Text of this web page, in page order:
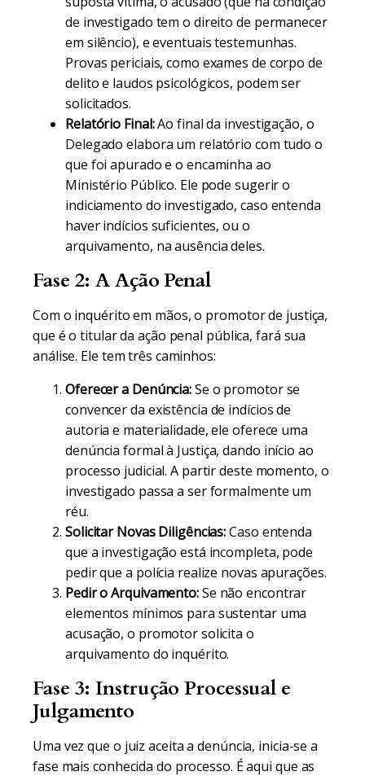
de investigado tem o direito de permanecer
em silêncio), e eventuais testemunhas.
Provas periciais, como exames de corpo de
delito e laudos psicológicos, podem ser
solicitados.
Relatório Final:Ao final da investigação, o
Delegado elabora um relatório com tudo o
que foi apurado e o encaminha ao
Ministério Público. Ele pode sugerir o
indiciamento do investigado, caso entenda
haver indícios suficientes, ou o
arquivamento, na ausência deles.
Fase 2: A Ação Penal
Com o inquérito em mãos, o promotor de justiça,
que é o titular da ação penal pública, fará sua
análise. Ele tem três caminhos:
Oferecer a Denúncia:Se o promotor se
convencer da existência de indícios de
autoria e materialidade, ele oferece uma
denúncia formal à Justiça, dando início ao
processo judicial. A partir deste momento, o
investigado passa a ser formalmente um
réu.
Solicitar Novas Diligências:Caso entenda
que a investigação está incompleta, pode
pedir que a polícia realize novas apurações.
Pedir o Arquivamento:Se não encontrar
elementos mínimos para sustentar uma
acusação, o promotor solicita o
arquivamento do inquérito.
Fase 3: Instrução Processual e
Julgamento
Uma vez que o juiz aceita a denúncia, inicia-se a
fase mais conhecida do processo. É aqui que as